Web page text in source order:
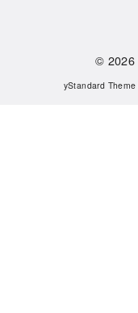
© 2026
yStandard Theme